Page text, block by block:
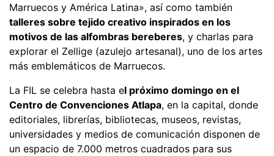
Marruecos y América Latina», así como también
talleres sobre tejido creativo inspirados en los
motivos de las alfombras bereberes, y charlas para
explorar el Zellige (azulejo artesanal), uno de los artes
más emblemáticos de Marruecos.
La FIL se celebra hasta el próximo domingo en el
Centro de Convenciones Atlapa, en la capital, donde
editoriales, librerías, bibliotecas, museos, revistas,
universidades y medios de comunicación disponen de
un espacio de 7.000 metros cuadrados para sus